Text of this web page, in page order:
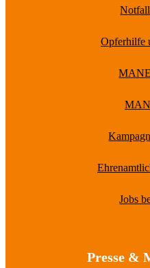
Opferhilfe
Jobs
Presse &